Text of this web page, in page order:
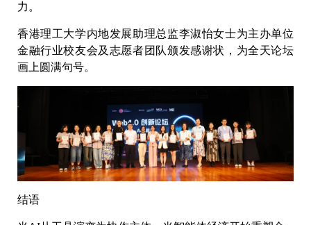
力。
香港理工大学内地发展助理总监李淑怡女士为主办单位
金融行业校友会及志愿者团队颁发感谢状，为全天论坛
画上圆满句号。
结语